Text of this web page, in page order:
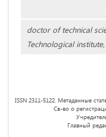
doctor of technical
Technological
ISSN 2311-5122. Метаданные
Св-во о
Главный